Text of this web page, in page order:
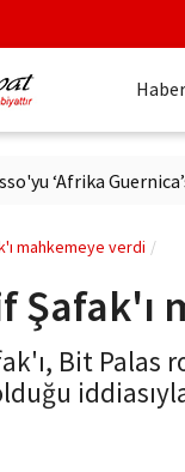
Guernica’sı ile
mahkemeye verdi
Bit Palas